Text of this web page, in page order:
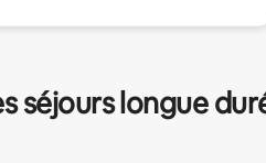
séjours longue